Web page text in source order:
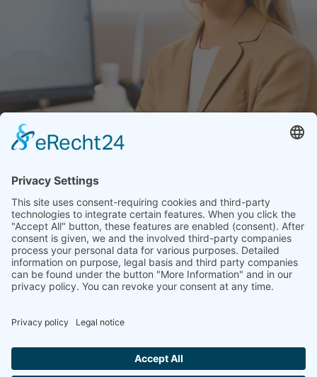
memon
Partenaire